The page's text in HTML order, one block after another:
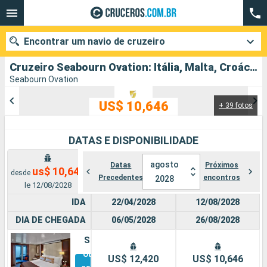
Cruzeiro Seabourn Ovation: Itália, Malta, Croácia, Montenegro, Grécia partindo de Civitavecchia (Roma)
Seabourn Ovation
+ 39 fotos
US$ 10,646
DATAS E DISPONIBILIDADE
desde us$ 10,646
le 12/08/2028
Datas
Precedentes
agosto
2028
Próximos
encontros
IDA
DIA DE CHEGADA
Suíte
Outras
22/04/2028
06/05/2028
US$ 12,420
12/08/2028
26/08/2028
US$ 10,646
Encontrar um navio de cruzeiro
Cidades Companhias
Pesquisar